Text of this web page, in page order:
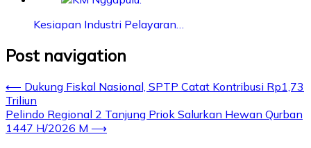
Kesiapan Industri Pelayaran…
Post navigation
⟵ Dukung Fiskal Nasional, SPTP Catat Kontribusi Rp1,73
Triliun
Pelindo Regional 2 Tanjung Priok Salurkan Hewan Qurban
1447 H/2026 M ⟶